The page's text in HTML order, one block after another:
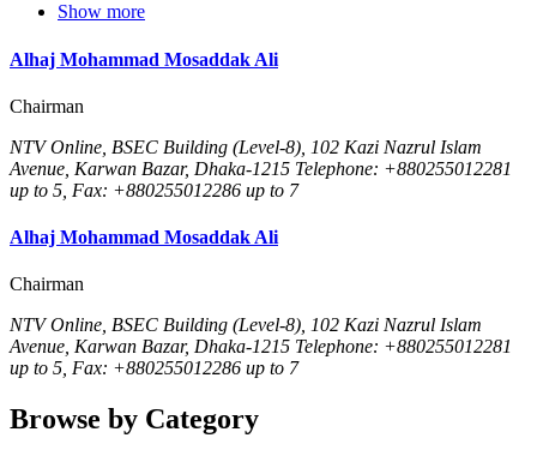
Show more
Alhaj Mohammad Mosaddak Ali
Chairman
NTV Online, BSEC Building (Level-8), 102 Kazi Nazrul Islam
Avenue, Karwan Bazar, Dhaka-1215 Telephone: +880255012281
up to 5, Fax: +880255012286 up to 7
Alhaj Mohammad Mosaddak Ali
Chairman
NTV Online, BSEC Building (Level-8), 102 Kazi Nazrul Islam
Avenue, Karwan Bazar, Dhaka-1215 Telephone: +880255012281
up to 5, Fax: +880255012286 up to 7
Browse by Category